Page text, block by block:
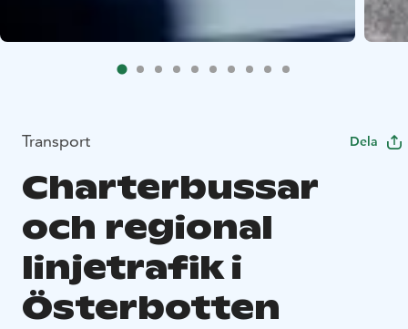
Transport Dela
Charterbussar
och regional
linjetrafik i
Österbotten